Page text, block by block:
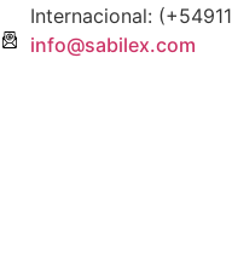
Internacional:
info@sabilex.com